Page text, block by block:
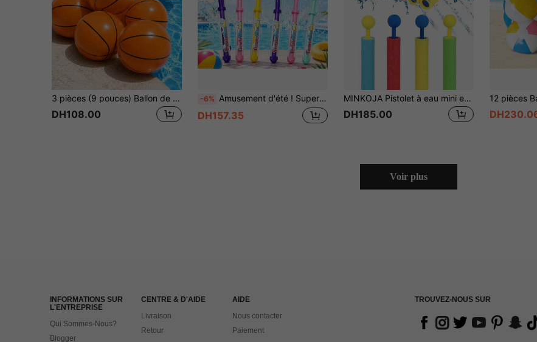
3 pièces (9 pouces) Ballon de basket gonflable, accessoire de piscine en PVC convenant pour fête de plage, fête de basket, cadeau de fête à thème, fête d'anniversaire, plage d'été, fête de piscine d'été, interaction familiale en plein air, essentiel pour les vacances d'été
DH108.00
-6% Amusement d'été ! Super pistolet à eau 120 trous - Pistolet à eau à action de tir de 41 cm avec effet de jet d'eau feu d'artifice, parfait pour les fêtes de piscine et de plage en plein air, essentiel pour les jeux de groupe d'adolescents, jouet aquatique anti-stress, cadeau d'été rafraîchissant
DH157.35
MINKOJA Pistolet à eau mini en mousse EVA avec ventouse pour enfants, jouet d'eau d'été pour plage et extérieur, jouet de piscine pour jeux de piscine et fêtes de piscine, convient pour les jeux intérieurs et extérieurs
DH185.00
Voir plus
INFORMATIONS SUR
L'ENTREPRISE
Qui Sommes-Nous?
Blogger
CENTRE & D'AIDE
Livraison
Retour
AIDE
Nous contacter
Paiement
TROUVEZ-NOUS SUR